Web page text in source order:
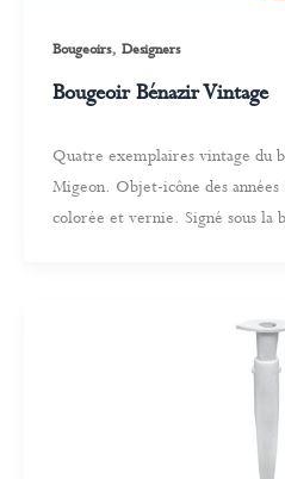
Bougeoirs, Designers
Bougeoir Bénazir Vintage
Quatre exemplaires vintage du
Migeon. Objet-icône des
colorée et vernie. Signé sous la